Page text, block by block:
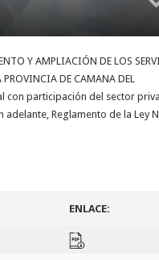
Y AMPLIACIÓN DE LOS
PROVINCIA DE CAMANA DEL
con participación del sector
Reglamento de la Ley
ENLACE: